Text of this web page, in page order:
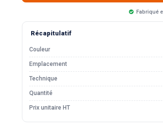
Fabriqué
Récapitulatif
Couleur
Emplacement
Technique
Quantité
Prix unitaire HT